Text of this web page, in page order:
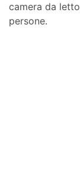
camera da
persone.